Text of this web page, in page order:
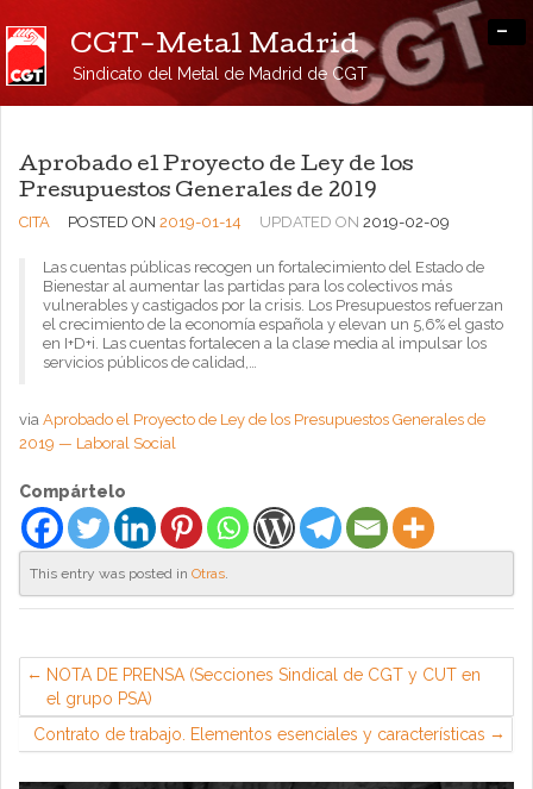
CGT-Metal Madrid
Sindicato del Metal de Madrid de CGT
-
Aprobado el Proyecto de Ley de los
Presupuestos Generales de 2019
CITA POSTED ON 2019-01-14 UPDATED ON 2019-02-09
Las cuentas públicas recogen un fortalecimiento del Estado de
Bienestar al aumentar las partidas para los colectivos más
vulnerables y castigados por la crisis. Los Presupuestos refuerzan
el crecimiento de la economía española y elevan un 5,6% el gasto
en I+D+i. Las cuentas fortalecen a la clase media al impulsar los
servicios públicos de calidad,…
via Aprobado el Proyecto de Ley de los Presupuestos Generales de
2019 — Laboral Social
Compártelo
This entry was posted in Otras.
NOTA DE PRENSA (Secciones Sindical de CGT y CUT en
el grupo PSA)
Contrato de trabajo. Elementos esenciales y características